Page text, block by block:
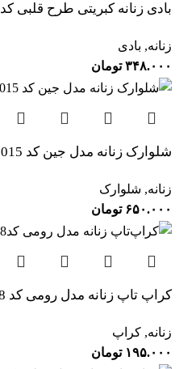
بادی زنانه کبریتی طرح قلبی کد 1001
زنانه, بادی
۳۴۸.۰۰۰ تومان
شلوارک زنانه مدل جین کد 1015
زنانه, شلوارک
۶۵۰.۰۰۰ تومان
کراپ‌ تاپ زنانه مدل رومی کد 1028
زنانه, کراپ
۱۹۵.۰۰۰ تومان